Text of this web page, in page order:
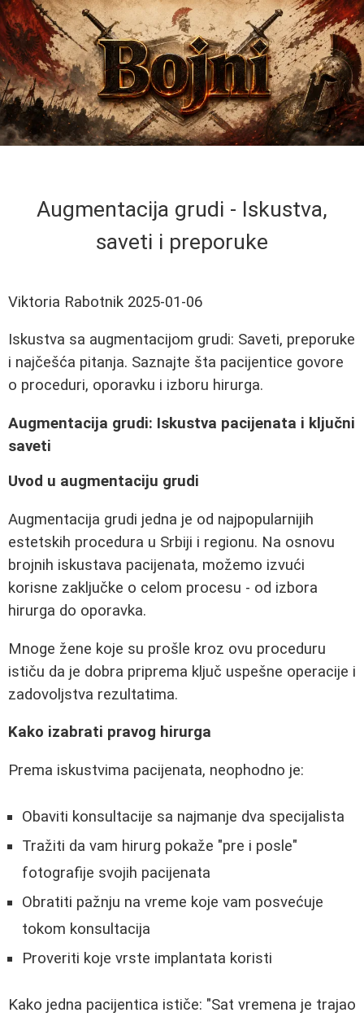
Augmentacija grudi - Iskustva,
saveti i preporuke
Viktoria Rabotnik 2025-01-06
Iskustva sa augmentacijom grudi: Saveti, preporuke
i najčešća pitanja. Saznajte šta pacijentice govore
o proceduri, oporavku i izboru hirurga.
Augmentacija grudi: Iskustva pacijenata i ključni
saveti
Uvod u augmentaciju grudi
Augmentacija grudi jedna je od najpopularnijih
estetskih procedura u Srbiji i regionu. Na osnovu
brojnih iskustava pacijenata, možemo izvući
korisne zaključke o celom procesu - od izbora
hirurga do oporavka.
Mnoge žene koje su prošle kroz ovu proceduru
ističu da je dobra priprema ključ uspešne operacije i
zadovoljstva rezultatima.
Kako izabrati pravog hirurga
Prema iskustvima pacijenata, neophodno je:
Obaviti konsultacije sa najmanje dva specijalista
Tražiti da vam hirurg pokaže "pre i posle"
fotografije svojih pacijenata
Obratiti pažnju na vreme koje vam posvećuje
tokom konsultacija
Proveriti koje vrste implantata koristi
Kako jedna pacijentica ističe: "Sat vremena je trajao